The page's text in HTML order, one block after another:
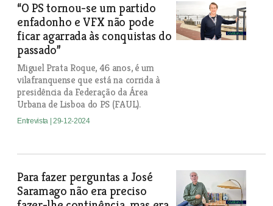
“O PS tornou-se um partido
enfadonho e VFX não pode
ficar agarrada às conquistas do
passado”
Miguel Prata Roque, 46 anos, é um
vilafranquense que está na corrida à
presidência da Federação da Área
Urbana de Lisboa do PS (FAUL).
Entrevista | 29-12-2024
Para fazer perguntas a José
Saramago não era preciso